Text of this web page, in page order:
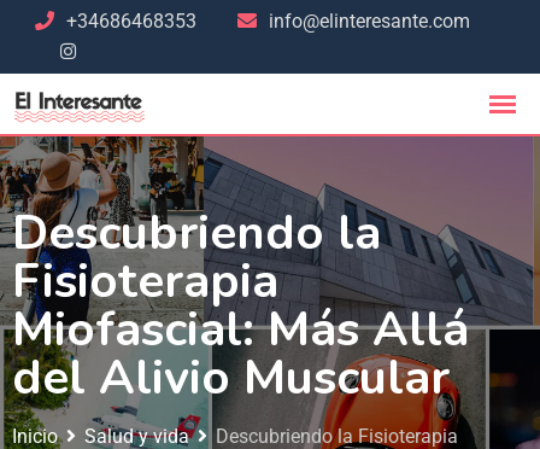
+34686468353 info@elinteresante.com
Descubriendo la
Fisioterapia
Miofascial: Más Allá
del Alivio Muscular
Inicio Salud y vida
Descubriendo la Fisioterapia